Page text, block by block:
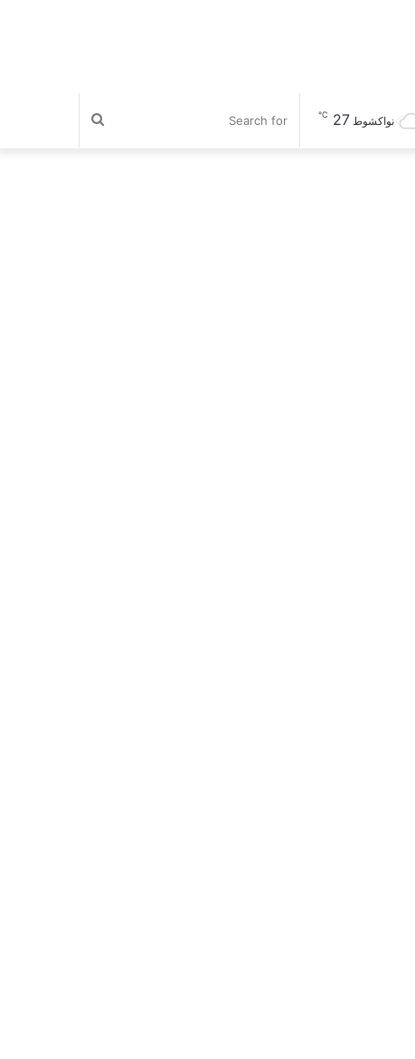
نواكشوط 27
℃